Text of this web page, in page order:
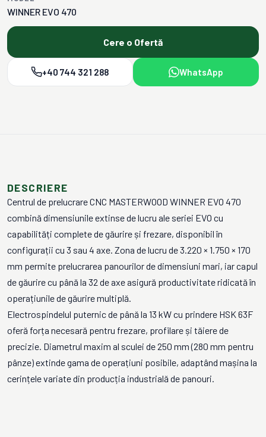
WINNER EVO 470
Cere o Ofertă
+40 744 321 288 WhatsApp
DESCRIERE
Centrul de prelucrare CNC MASTERWOOD WINNER EVO 470
combină dimensiunile extinse de lucru ale seriei EVO cu
capabilități complete de găurire și frezare, disponibil în
configurații cu 3 sau 4 axe. Zona de lucru de 3.220 × 1.750 × 170
mm permite prelucrarea panourilor de dimensiuni mari, iar capul
de găurire cu până la 32 de axe asigură productivitate ridicată în
operațiunile de găurire multiplă.
Electrospindelul puternic de până la 13 kW cu prindere HSK 63F
oferă forța necesară pentru frezare, profilare și tăiere de
precizie. Diametrul maxim al sculei de 250 mm (280 mm pentru
pânze) extinde gama de operațiuni posibile, adaptând mașina la
cerințele variate din producția industrială de panouri.